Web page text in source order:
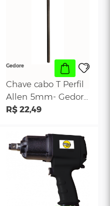
Impacto eixo Longo
R$ 1.601,51
Chave cabo T
Allen 5mm-
R$ 22,49